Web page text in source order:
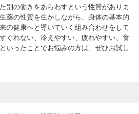
別の働きをあらわすという性質がありま
薬の性質を生かしながら、身体の基本的
の健康へと導いていく組み合わせをして
ぐれない、冷えやすい、疲れやすい、食
いったことでお悩みの方は、ぜひお試し